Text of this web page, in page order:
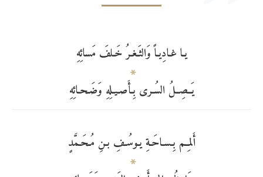
يـا غـادِيـاً وَالثَـغـرُ خَـلفَ مَسائِهِ
يَــصِــلُ السُـرى بِـأَصـيـلِهِ وَضَـحـائِهِ
أَلمِــم بِـسـاحَـةِ يـوسُـفِ بـنِ مُـحَـمَّدٍ